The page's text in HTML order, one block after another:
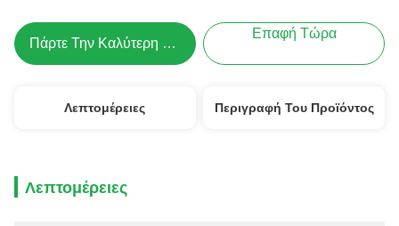
Πάρτε Την Καλύτερη Τιμή
Επαφή Τώρα
Λεπτομέρειες Περιγραφή Του Προϊόντος
Λεπτομέρειες